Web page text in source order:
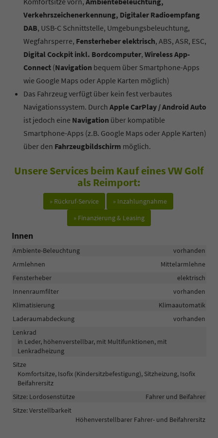
Verkehrszeichenerkennung, Digitaler Radioempfang
DAB, USB-C Schnittstelle, Umgebungsbeleuchtung,
Wegfahrsperre, Fensterheber elektrisch, ABS, ASR, ESC,
Digital Cockpit inkl. Bordcomputer, Wireless App-
Connect (Navigation bequem über Smartphone-Apps
wie Google Maps oder Apple Karten möglich)
Das Fahrzeug verfügt über kein fest verbautes
Navigationssystem. Durch Apple CarPlay / Android Auto
ist jedoch eine Navigation über kompatible
Smartphone-Apps (z.B. Google Maps oder Apple Karten)
über den Fahrzeugbildschirm möglich.
Unsere Services beim Kauf eines VW Golf
als Reimport:
» Rückruf-Service
» Inzahlungnahme
» Finanzierung & Leasing
Innen
Ambiente-Beleuchtung
vorhanden
Armlehnen
Mittelarmlehne
Fensterheber
elektrisch
Innenraumfilter
vorhanden
Klimatisierung
Klimaautomatik
Laderaumabdeckung
vorhanden
Lenkrad
in Leder, höhenverstellbar, mit Multifunktionen, mit
Lenkradheizung
Sitze
Komfortsitze, Isofix (Kindersitzbefestigung), Sitzheizung, Isofix
Beifahrersitz
Sitze: Lordosenstütze
Fahrer und Beifahrer
Sitze: Verstellbarkeit
Höhenverstellbarer Fahrer- und Beifahrersitz